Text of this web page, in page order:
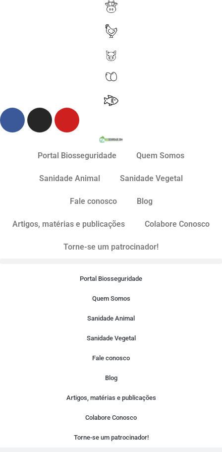
Portal Biosseguridade Quem Somos
Sanidade Animal Sanidade Vegetal
Fale conosco Blog
Artigos, matérias e publicações Colabore Conosco
Torne-se um patrocinador!
Portal Biosseguridade
Quem Somos
Sanidade Animal
Sanidade Vegetal
Fale conosco
Blog
Artigos, matérias e publicações
Colabore Conosco
Torne-se um patrocinador!